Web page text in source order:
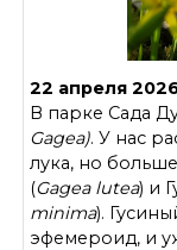
22 апреля
В парке Сада
Gagea). У нас
лука, но
(Gagea lutea) и
minima).
эфемероид, и